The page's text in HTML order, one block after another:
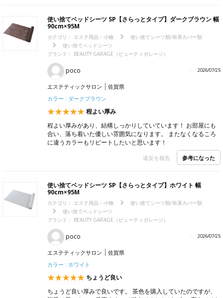
使い捨てベッドシーツ SP【さらっとタイプ】ダークブラウン 幅
90cm×95M
カテゴリ： エステ用品・小物
使い捨てシーツ類/布系カバー類
使い捨てベッドシーツ
ブランド： BEAUTY GARAGE（ビューティガレージ）
poco 2026/07/25
エステティックサロン
佐賀県
カラー : ダークブラウン
程よい厚み
程よい厚みがあり、結構しっかりしていています！ お部屋にも
合い、落ち着いた優しい雰囲気になります。 またなくなるころ
に違うカラーもリピートしたいと思います！
違反を報告 参考になった
使い捨てベッドシーツ SP【さらっとタイプ】ホワイト 幅
90cm×95M
カテゴリ： エステ用品・小物
使い捨てシーツ類/布系カバー類
使い捨てベッドシーツ
ブランド： BEAUTY GARAGE（ビューティガレージ）
poco 2026/07/25
エステティックサロン
佐賀県
カラー : ホワイト
ちょうど良い
ちょうど良い厚みで良いです。 茶色を購入していたのですが、